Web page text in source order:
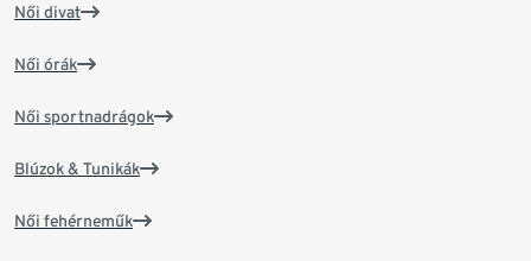
Női divat
Női órák
Női sportnadrágok
Blúzok & Tunikák
Női fehérneműk